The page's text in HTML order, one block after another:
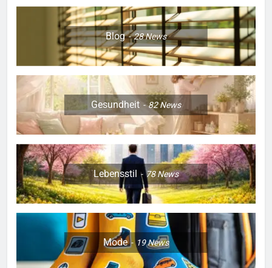
Blog 28News
Gesundheit 82News
Lebensstil 78News
Mode 19News